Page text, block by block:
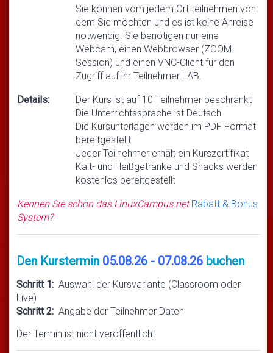
Sie können vom jedem Ort teilnehmen von
dem Sie möchten und es ist keine Anreise
notwendig. Sie benötigen nur eine
Webcam, einen Webbrowser (ZOOM-
Session) und einen VNC-Client für den
Zugriff auf ihr Teilnehmer LAB.
Details:
Der Kurs ist auf 10 Teilnehmer beschränkt
Die Unterrichtssprache ist Deutsch
Die Kursunterlagen werden im PDF Format
bereitgestellt
Jeder Teilnehmer erhält ein Kurszertifikat
Kalt- und Heißgetränke und Snacks werden
kostenlos bereitgestellt
Kennen Sie schon das LinuxCampus.netRabatt & Bonus
System?
Den Kurstermin 05.08.26 - 07.08.26 buchen
Schritt 1: Auswahl der Kursvariante (Classroom oder
Live)
Schritt 2: Angabe der Teilnehmer Daten
Der Termin ist nicht veröffentlicht